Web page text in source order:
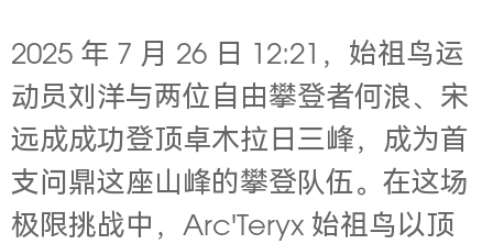
2025 年 7 月 26 日 12:21，始祖鸟运
动员刘洋与两位自由攀登者何浪、宋
远成成功登顶卓木拉日三峰，成为首
支问鼎这座山峰的攀登队伍。在这场
极限挑战中，Arc'Teryx 始祖鸟以顶